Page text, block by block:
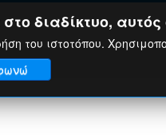
διαδίκτυο, αυτός
του ιστοτόπου.